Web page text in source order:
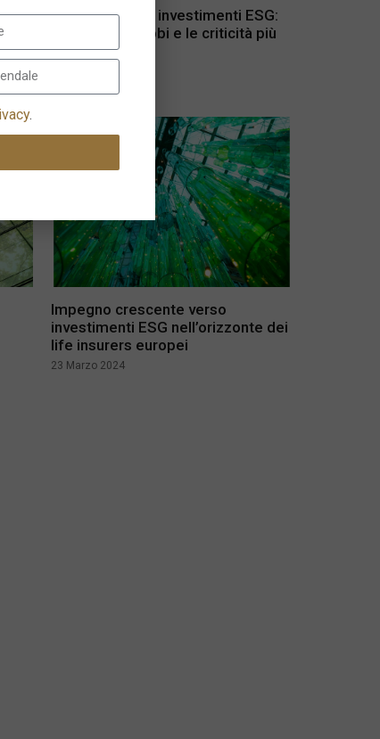
Gli ostacoli agli investimenti ESG:
quali sono i dubbi e le criticità più
comuni
Impegno crescente verso
investimenti ESG nell’orizzonte dei
life insurers europei
23 Marzo 2024
.